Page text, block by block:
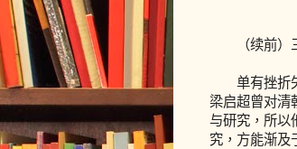
（续前）
单有挫折失
梁启超曾对清
与研究，所以
究，方能渐及